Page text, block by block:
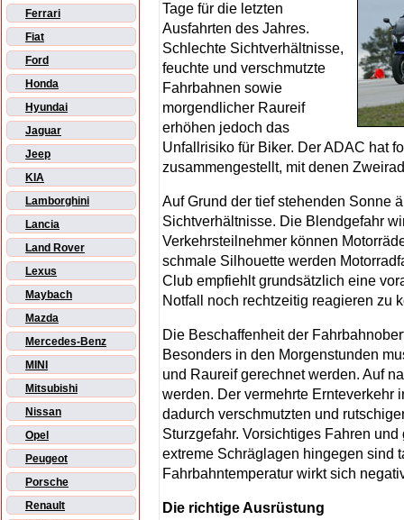
Ferrari
Fiat
Ford
Honda
Hyundai
Jaguar
Jeep
KIA
Lamborghini
Lancia
Land Rover
Lexus
Maybach
Mazda
Mercedes-Benz
MINI
Mitsubishi
Nissan
Opel
Peugeot
Porsche
Renault
Tage für die letzten
Ausfahrten des Jahres.
Schlechte Sichtverhältnisse,
feuchte und verschmutzte
Fahrbahnen sowie
morgendlicher Raureif
erhöhen jedoch das
Unfallrisiko für Biker. Der ADAC hat
zusammengestellt, mit denen
Auf Grund der tief stehenden Sonne
Sichtverhältnisse. Die Blendgefahr
Verkehrsteilnehmer können
schmale Silhouette werden
Club empfiehlt grundsätzlich eine
Notfall noch rechtzeitig reagieren zu
Die Beschaffenheit der
Besonders in den Morgenstunden
und Raureif gerechnet werden. Auf
werden. Der vermehrte Ernteverkehr
dadurch verschmutzten und
Sturzgefahr. Vorsichtiges Fahren
extreme Schräglagen hingegen sind
Fahrbahntemperatur wirkt sich
Die richtige Ausrüstung